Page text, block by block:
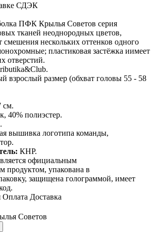
СДЭК
ПФК Крылья Советов серия
тканей неоднородных цветов,
смешения нескольких оттенков одного
пластиковая застёжка иимеет
отверстий.
взрослый размер (обхват головы 55 - 58
см.
40% полиэстер.
вышивка логотипа команды,
КНР.
официальным
продуктом, упакована в
защищена голограммой, имеет
Оплата Доставка
Советов